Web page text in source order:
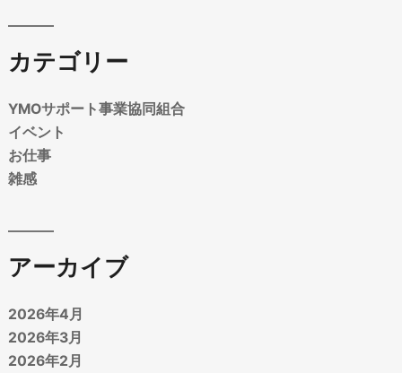
カテゴリー
YMOサポート事業協同組合
イベント
お仕事
雑感
アーカイブ
2026年4月
2026年3月
2026年2月